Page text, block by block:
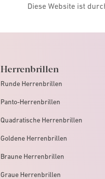
Diese Website ist
Herrenbrillen
Runde Herrenbrillen
Panto-Herrenbrillen
Quadratische Herrenbrillen
Goldene Herrenbrillen
Braune Herrenbrillen
Graue Herrenbrillen